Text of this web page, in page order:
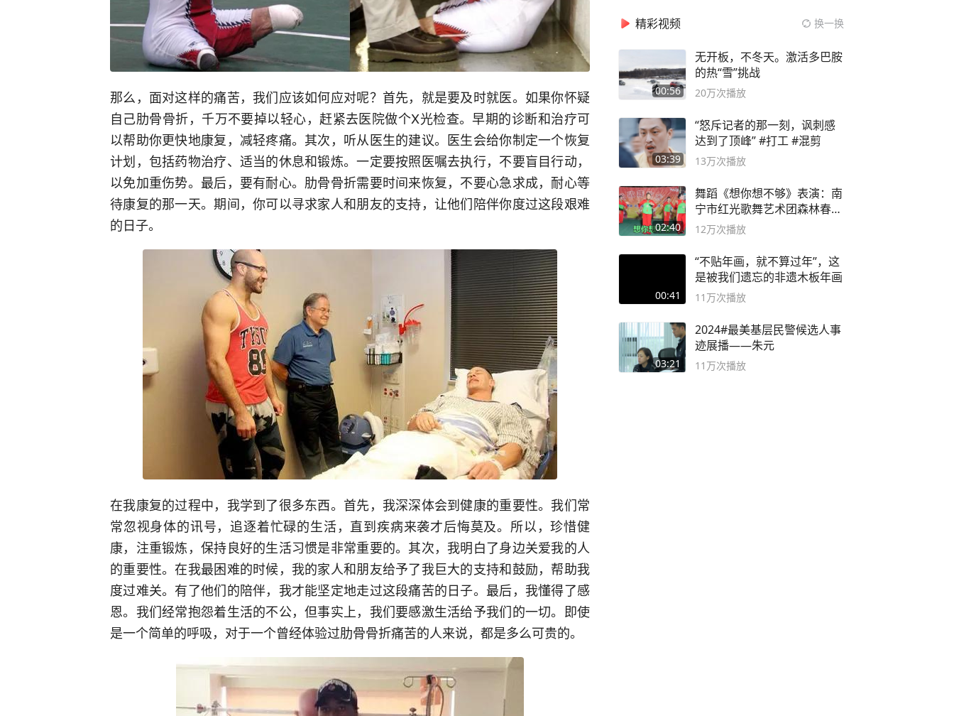
那么，面对这样的痛苦，我们应该如何应对呢？首先，就是要及时就医。如果你怀疑
自己肋骨骨折，千万不要掉以轻心，赶紧去医院做个X光检查。早期的诊断和治疗可
以帮助你更快地康复，减轻疼痛。其次，听从医生的建议。医生会给你制定一个恢复
计划，包括药物治疗、适当的休息和锻炼。一定要按照医嘱去执行，不要盲目行动，
以免加重伤势。最后，要有耐心。肋骨骨折需要时间来恢复，不要心急求成，耐心等
待康复的那一天。期间，你可以寻求家人和朋友的支持，让他们陪伴你度过这段艰难
的日子。
在我康复的过程中，我学到了很多东西。首先，我深深体会到健康的重要性。我们常
常忽视身体的讯号，追逐着忙碌的生活，直到疾病来袭才后悔莫及。所以，珍惜健
康，注重锻炼，保持良好的生活习惯是非常重要的。其次，我明白了身边关爱我的人
的重要性。在我最困难的时候，我的家人和朋友给予了我巨大的支持和鼓励，帮助我
度过难关。有了他们的陪伴，我才能坚定地走过这段痛苦的日子。最后，我懂得了感
恩。我们经常抱怨着生活的不公，但事实上，我们要感激生活给予我们的一切。即使
是一个简单的呼吸，对于一个曾经体验过肋骨骨折痛苦的人来说，都是多么可贵的。
精彩视频 换一换
00:56
无开板，不冬天。激活多巴胺
的热“雪”挑战
20万次播放
03:39
“怒斥记者的那一刻，讽刺感
达到了顶峰” #打工 #混剪
13万次播放
02:40
舞蹈《想你想不够》表演：南
宁市红光歌舞艺术团森林春红
舞蹈队。
12万次播放
00:41
“不贴年画，就不算过年”，这
是被我们遗忘的非遗木板年画
11万次播放
03:21
2024#最美基层民警候选人事
迹展播——朱元
11万次播放